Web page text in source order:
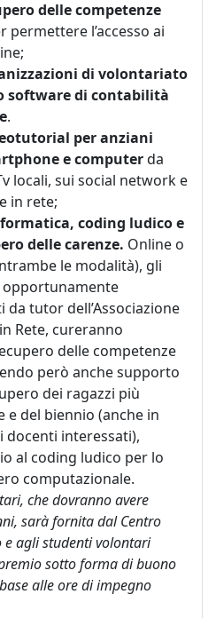
delle competenze
permettere l’accesso ai
di volontariato
software di contabilità
.
per anziani
e computerda
locali, sui social network e
in rete;
coding ludico e
delle carenze. Online o
le modalità), gli
tutor dell’Associazione
Rete, cureranno
delle competenze
però anche supporto
dei ragazzi più
e del biennio (anche in
docenti interessati),
al coding ludico per lo
computazionale.
che dovranno avere
sarà fornita dal Centro
e agli studenti volontari
sotto forma di buono
alle ore di impegno